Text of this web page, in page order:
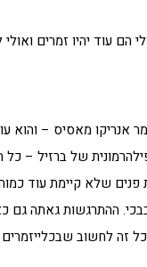
עם ענק הזמר אנריקו
עם התזמורת הפילהרמונית של
וקבלת פנים שלא קיימת
ההתרגשות גאתה גם
זה לחשוב